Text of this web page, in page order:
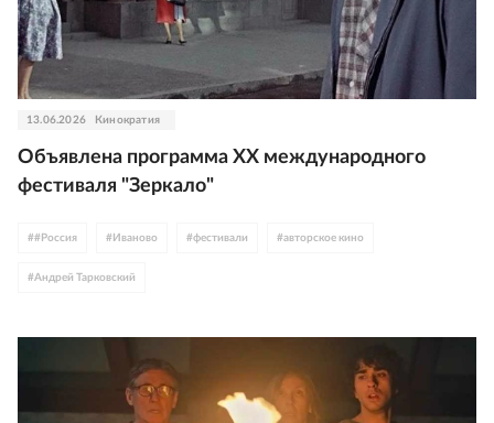
13.06.2026 Кинократия
Объявлена программа XX международного
фестиваля "Зеркало"
##Россия # Иваново #фестивали #авторское кино
#Андрей Тарковский